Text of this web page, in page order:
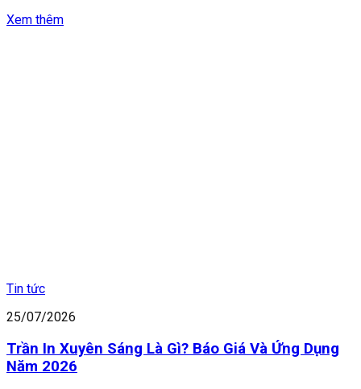
Xem thêm
Tin tức
25/07/2026
Trần In Xuyên Sáng Là Gì? Báo Giá Và Ứng Dụng
Năm 2026